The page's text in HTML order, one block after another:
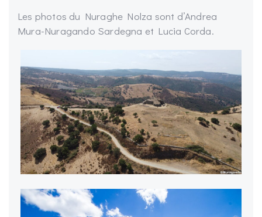
Les photos du Nuraghe Nolza sont d’Andrea
Mura-Nuragando Sardegna et Lucia Corda.